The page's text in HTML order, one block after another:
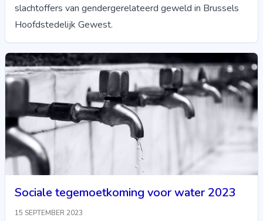
slachtoffers van gendergerelateerd geweld in Brussels
Hoofdstedelijk Gewest.
Sociale tegemoetkoming voor water 2023
15 SEPTEMBER 2023